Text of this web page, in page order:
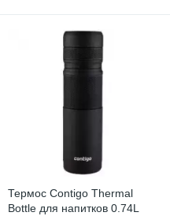
Термос Contigo Thermal
Bottle для напитков 0.74L